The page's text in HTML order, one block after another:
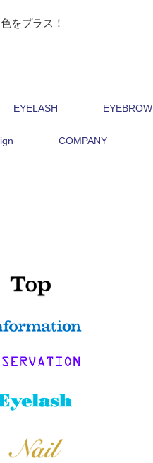
をプラス！
EYELASH EYEBROW
COMPANY